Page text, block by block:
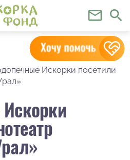
mail_outline search
Искорки посетили